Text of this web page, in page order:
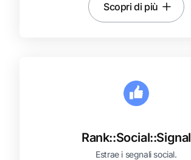
Scopri di più
Rank::Social::Signal
Estrae i segnali social.